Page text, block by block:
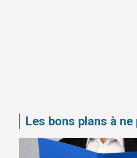
Les bons plans à ne